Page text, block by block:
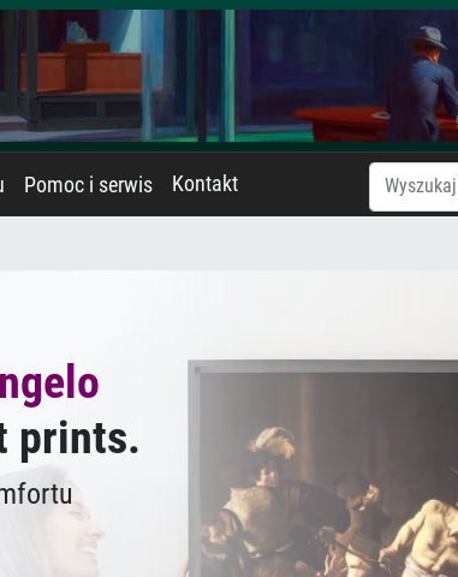
Pomoc i serwis Kontakt
prints.